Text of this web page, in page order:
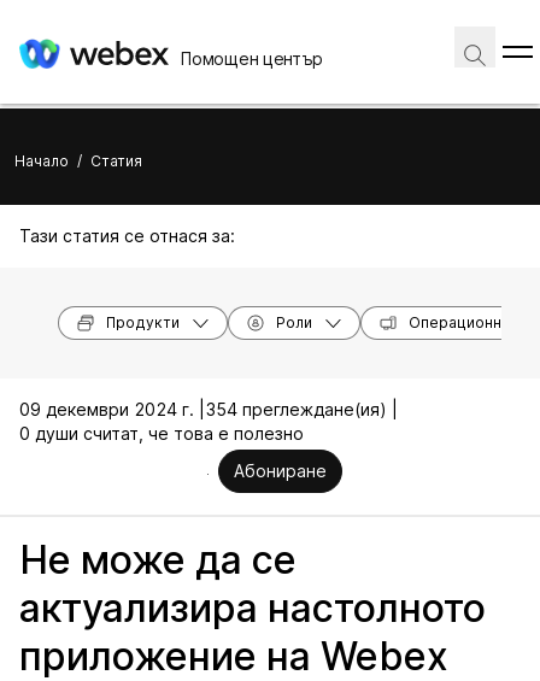
Помощен център
Начало / Статия
Тази статия се отнася за:
Продукти Роли Операционни
09 декември 2024 г. | 354 преглеждане(ия) |
0 души считат, че това е полезно
Абониране
Не може да се
актуализира настолното
приложение на Webex